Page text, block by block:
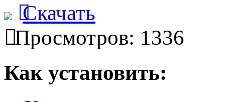
Скачать
Просмотров: 1336
Как установить: